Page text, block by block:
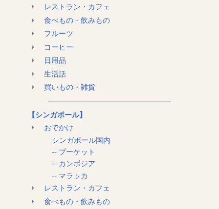
レストラン・カフェ
食べもの・飲みもの
フルーツ
コーヒー
日用品
生活話
買いもの・雑貨
【シンガポール】
おでかけ
シンガポール国内
-- プーケット
-- カンボジア
-- マラッカ
レストラン・カフェ
食べもの・飲みもの